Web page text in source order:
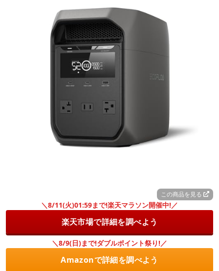
この商品を見る
＼8/11(火)01:59まで!楽天マラソン開催中!／
楽天市場で詳細を調べよう
＼8/9(日)まで!ダブルポイント祭り!／
Amazonで詳細を調べよう